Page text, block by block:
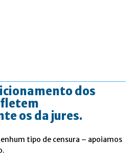
dos
os da jures.
tipo de censura – apoiamos